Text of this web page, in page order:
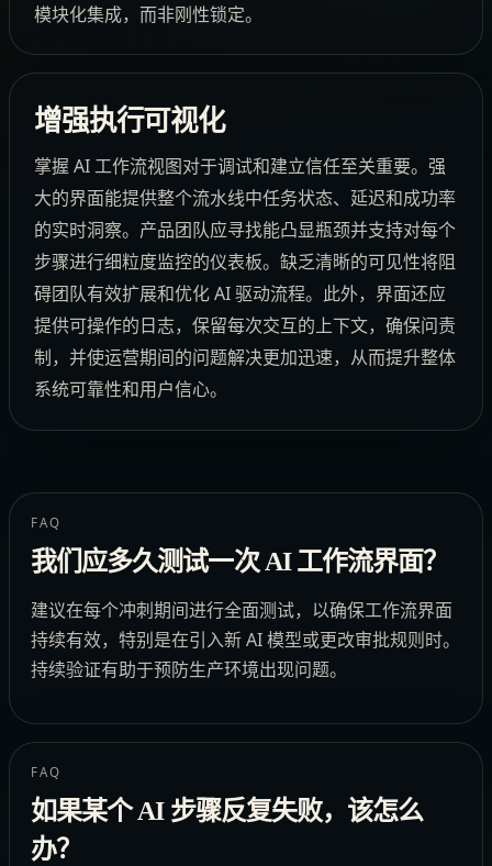
模块化集成，而非刚性锁定。
增强执行可视化
掌握 AI 工作流视图对于调试和建立信任至关重要。强
大的界面能提供整个流水线中任务状态、延迟和成功率
的实时洞察。产品团队应寻找能凸显瓶颈并支持对每个
步骤进行细粒度监控的仪表板。缺乏清晰的可见性将阻
碍团队有效扩展和优化 AI 驱动流程。此外，界面还应
提供可操作的日志，保留每次交互的上下文，确保问责
制，并使运营期间的问题解决更加迅速，从而提升整体
系统可靠性和用户信心。
FAQ
我们应多久测试一次 AI 工作流界面？
建议在每个冲刺期间进行全面测试，以确保工作流界面
持续有效，特别是在引入新 AI 模型或更改审批规则时。
持续验证有助于预防生产环境出现问题。
FAQ
如果某个 AI 步骤反复失败，该怎么
办？